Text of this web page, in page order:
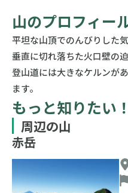
山のプロフィー
平坦な山頂でのんびりした
垂直に切れ落ちた火口壁の
登山道には大きなケルンが
ます。
もっと知りたい！
周辺の山
赤岳